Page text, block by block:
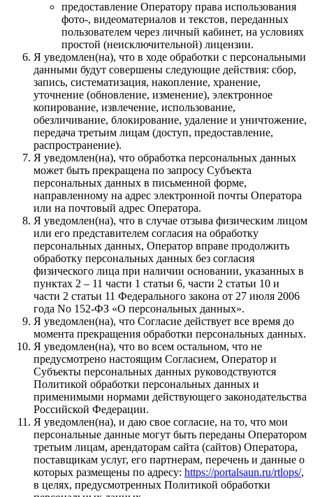
предоставление Оператору права использования
фото-, видеоматериалов и текстов, переданных
пользователем через личный кабинет, на условиях
простой (неисключительной) лицензии.
Я уведомлен(на), что в ходе обработки с персональными
данными будут совершены следующие действия: сбор,
запись, систематизация, накопление, хранение,
уточнение (обновление, изменение), электронное
копирование, извлечение, использование,
обезличивание, блокирование, удаление и уничтожение,
передача третьим лицам (доступ, предоставление,
распространение).
Я уведомлен(на), что обработка персональных данных
может быть прекращена по запросу Субъекта
персональных данных в письменной форме,
направленному на адрес электронной почты Оператора
или на почтовый адрес Оператора.
Я уведомлен(на), что в случае отзыва физическим лицом
или его представителем согласия на обработку
персональных данных, Оператор вправе продолжить
обработку персональных данных без согласия
физического лица при наличии основании, указанных в
пунктах 2 – 11 части 1 статьи 6, части 2 статьи 10 и
части 2 статьи 11 Федерального закона от 27 июля 2006
года No 152-ФЗ «О персональных данных».
Я уведомлен(на), что Согласие действует все время до
момента прекращения обработки персональных данных.
Я уведомлен(на), что во всем остальном, что не
предусмотрено настоящим Согласием, Оператор и
Субъекты персональных данных руководствуются
Политикой обработки персональных данных и
применимыми нормами действующего законодательства
Российской Федерации.
Я уведомлен(на), и даю свое согласие, на то, что мои
персональные данные могут быть переданы Оператором
третьим лицам, арендаторам сайта (сайтов) Оператора,
поставщикам услуг, его партнерам, перечень и данные о
которых размещены по адресу: https://portalsaun.ru/rtlops/,
в целях, предусмотренных Политикой обработки